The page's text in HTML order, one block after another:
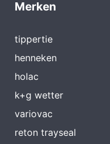
Merken
tippertie
henneken
holac
k+g wetter
variovac
reton trayseal